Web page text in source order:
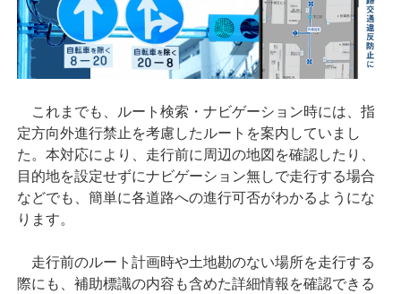
これまでも、ルート検索・ナビゲーション時には、指
定方向外進行禁止を考慮したルートを案内していまし
た。本対応により、走行前に周辺の地図を確認したり、
目的地を設定せずにナビゲーション無しで走行する場合
などでも、簡単に各道路への進行可否がわかるようにな
ります。
走行前のルート計画時や土地勘のない場所を走行する
際にも、補助標識の内容も含めた詳細情報を確認できる